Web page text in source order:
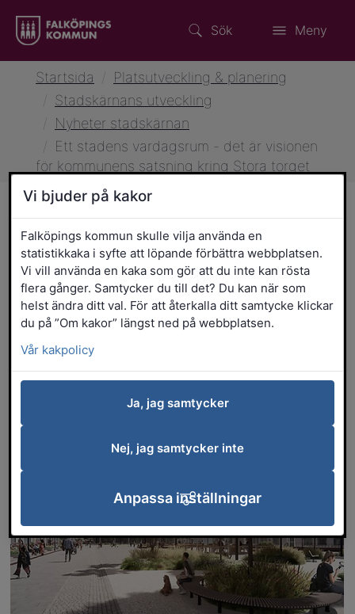
Sök Meny
Startsida
Platsutveckling & planering
Stadskärnans utveckling
Nyheter stadskärnan
Ett stadens vardagsrum - det är visionen
för kommunens satsning kring Stora torget
29 oktober 2025 klockan 15:47 Stadskärnan
Ett stadens vardagsrum - det
är visionen för kommunens
satsning kring Stora torget
Stadskärnan ska vara ett besöksmål och en
plats där alla ska känna att det finns något
för just dem. Vi vill skapa möjligheter för fler
säger Amelie Sandström, tillförordnad
Vi bjuder på kakor
Falköpings kommun skulle vilja använda en
statistikkaka i syfte att löpande förbättra webbplatsen.
Vi vill använda en kaka som gör att du inte kan rösta
flera gånger. Samtycker du till det? Du kan när som
helst ändra ditt val. För att återkalla ditt samtycke klickar
du på ”Om kakor” längst ned på webbplatsen.
Vår kakpolicy
Ja, jag samtycker
Nej, jag samtycker inte
Anpassa inställningar